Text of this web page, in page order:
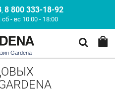
, 8 800 333-18-92
- вс 10:00 - 18:00
Gardena